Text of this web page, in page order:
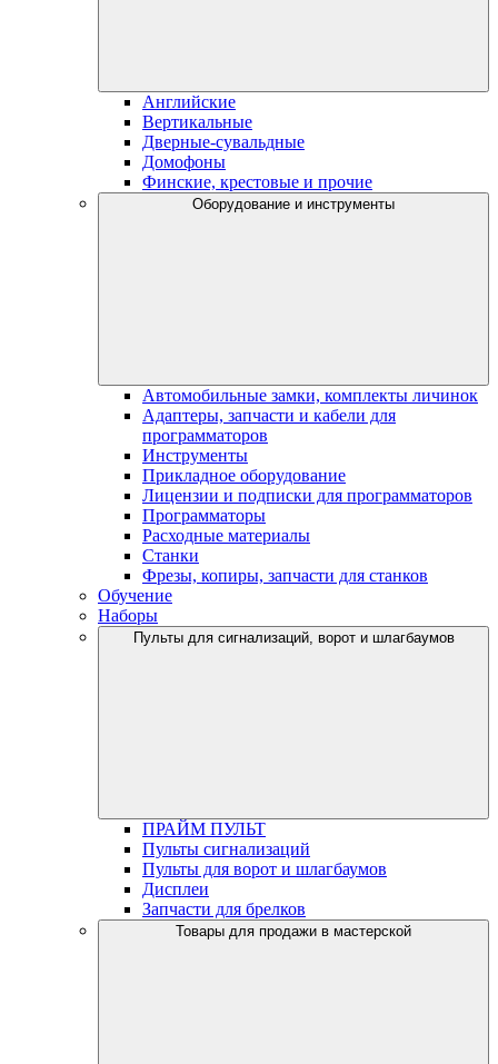
Английские
Вертикальные
Дверные-сувальдные
Домофоны
Финские, крестовые и прочие
Оборудование и инструменты
Автомобильные замки, комплекты личинок
Адаптеры, запчасти и кабели для
программаторов
Инструменты
Прикладное оборудование
Лицензии и подписки для программаторов
Программаторы
Расходные материалы
Станки
Фрезы, копиры, запчасти для станков
Обучение
Наборы
Пульты для сигнализаций, ворот и шлагбаумов
ПРАЙМ ПУЛЬТ
Пульты сигнализаций
Пульты для ворот и шлагбаумов
Дисплеи
Запчасти для брелков
Товары для продажи в мастерской